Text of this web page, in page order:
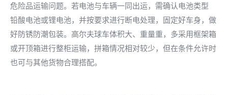
危险品运输问题。若电池与车辆一同出运，需确认电池类型
铅酸电池或锂电池，并按要求进行断电处理，固定好车身，做
好防锈防潮包装。高尔夫球车体积大、重量重，多采用框架箱
或开顶箱进行整柜运输，拼箱情况相对较少，但在条件允许时
也可与其他货物合理搭配。